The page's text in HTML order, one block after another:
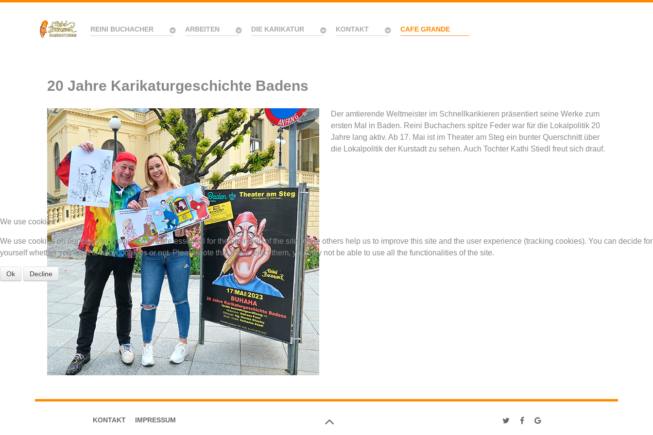
REINI BUCHACHER ARBEITEN DIE KARIKATUR KONTAKT CAFE GRANDE
20 Jahre Karikaturgeschichte Badens
Der amtierende Weltmeister im Schnellkarikieren präsentiert seine Werke zum
ersten Mal in Baden. Reini Buchachers spitze Feder war für die Lokalpolitik 20
Jahre lang aktiv. Ab 17. Mai ist im Theater am Steg ein bunter Querschnitt über
die Lokalpolitik der Kurstadt zu sehen. Auch Tochter Kathi Stiedl freut sich drauf.
KONTAKT IMPRESSUM
We use cookies
We use cookies on our website. Some of them are essential for the operation of the site, while others help us to improve this site and the user experience (tracking cookies). You can decide for
yourself whether you want to allow cookies or not. Please note that if you reject them, you may not be able to use all the functionalities of the site.
Ok Decline